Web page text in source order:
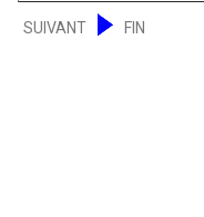
SUIVANT FIN